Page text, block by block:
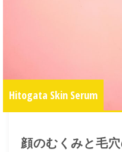
Hitogata Skin Serum
顔のむくみと毛